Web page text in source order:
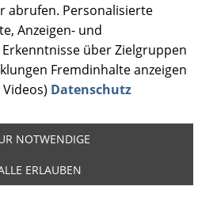
abrufen. Personalisierte
Anzeigen- und
über Zielgruppen
Fremdinhalte anzeigen
Datenschutz
NOTWENDIGE
ERLAUBEN